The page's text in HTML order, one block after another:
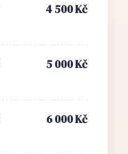
4 500 Kč
5 000 Kč
6 000 Kč